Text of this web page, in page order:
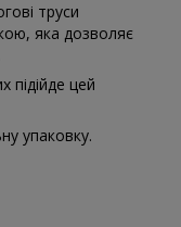
труси
яка дозволяє
підійде цей
упаковку.